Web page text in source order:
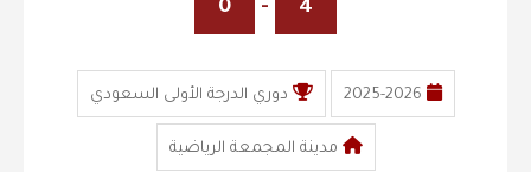
4
-
0
2025-2026 دوري الدرجة الأولى السعودي
مدينة المجمعة الرياضية